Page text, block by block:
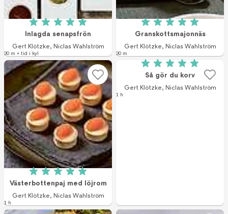
Betyg: 5 av 5 (1 röster)
Inlagda senapsfrön
Gert Klötzke, Niclas Wahlström
30 m + tid i kyl
Betyg: 5 av 5 (1
Granskottsmajonnäs
Gert Klötzke, Niclas Wahlström
30 m
Betyg: 5 av 5 (2 röster)
Västerbottenpaj med löjrom
Gert Klötzke, Niclas Wahlström
1 h
Betyg: 5 av 5 (1
Så gör du korv
Gert Klötzke, Niclas Wahlström
1 h